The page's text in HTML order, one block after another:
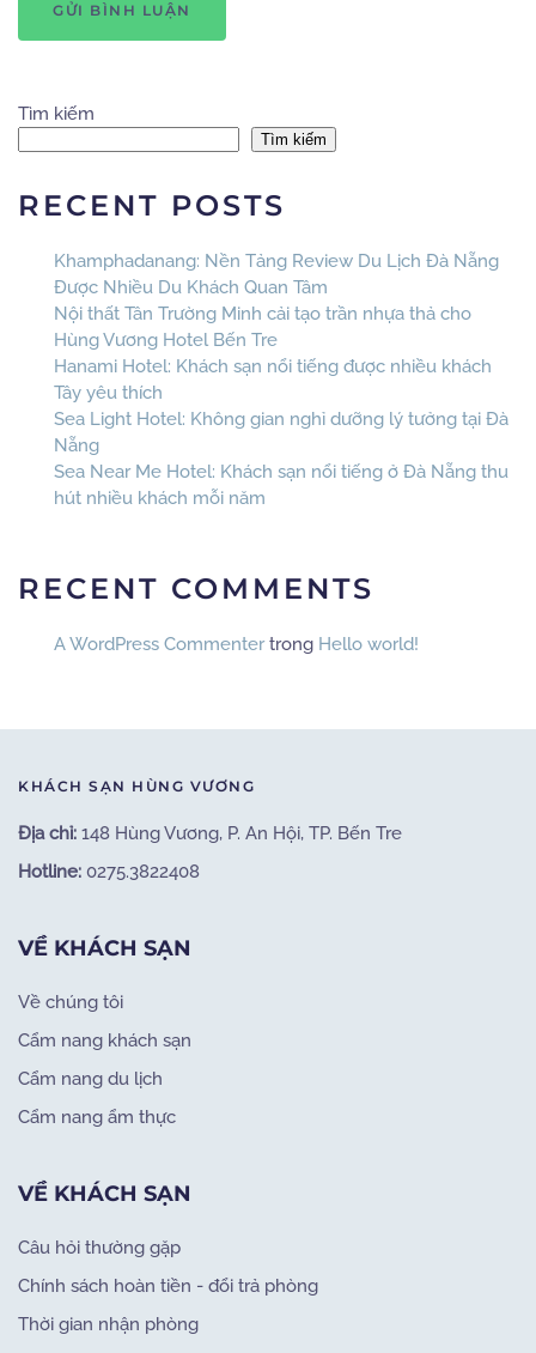
GỬI BÌNH LUẬN
Tìm kiếm
Tìm kiếm
RECENT POSTS
Khamphadanang: Nền Tảng Review Du Lịch Đà Nẵng
Được Nhiều Du Khách Quan Tâm
Nội thất Tân Trường Minh cải tạo trần nhựa thả cho
Hùng Vương Hotel Bến Tre
Hanami Hotel: Khách sạn nổi tiếng được nhiều khách
Tây yêu thích
Sea Light Hotel: Không gian nghỉ dưỡng lý tưởng tại Đà
Nẵng
Sea Near Me Hotel: Khách sạn nổi tiếng ở Đà Nẵng thu
hút nhiều khách mỗi năm
RECENT COMMENTS
A WordPress Commentertrong Hello world!
KHÁCH SẠN HÙNG VƯƠNG
Địa chỉ: 148 Hùng Vương, P. An Hội, TP. Bến Tre
Hotline: 0275.3822408
VỀ KHÁCH SẠN
Về chúng tôi
Cẩm nang khách sạn
Cẩm nang du lịch
Cẩm nang ẩm thực
VỀ KHÁCH SẠN
Câu hỏi thường gặp
Chính sách hoàn tiền - đổi trả phòng
Thời gian nhận phòng